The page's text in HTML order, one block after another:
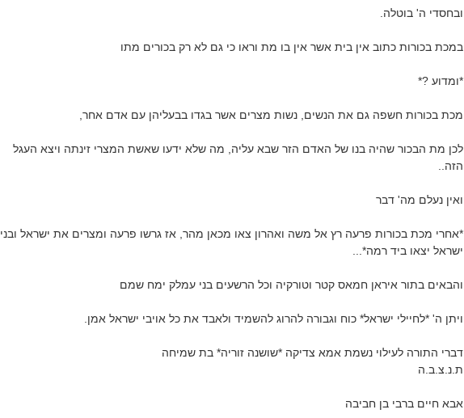
ובחסדי ה' בוטלה.
במכת בכורות כתוב אין בית אשר אין בו מת וראו כי גם לא רק בכורים מתו
*ומדוע ?*
מכת בכורות חשפה גם את הנשים, נשות מצרים אשר בגדו בבעליהן עם אדם אחר,
לכן מת הבכור שהיה בנו של האדם הזר שבא עליה, מה שלא ידעו שאשת המצרי זינתה ויצא העגל
הזה..
ואין נעלם מה' דבר
*אחרי מכת בכורות פרעה רץ אל משה ואהרון צאו מכאן מהר, אז גרשו פרעה ומצרים את ישראל ובני
ישראל יצאו ביד רמה*...
והבאים בתור איראן חמאס קטר וטורקיה וכל הרשעים בני עמלק ימח שמם
ויתן ה' *לחיילי ישראל* כוח וגבורה להרוג להשמיד ולאבד את כל אויבי ישראל אמן.
דברי התורה לעילוי נשמת אמא צדיקה *שושנה זוריה* בת שמיחה
ת.נ.צ.ב.ה
אבא חיים ברבי בן חביבה